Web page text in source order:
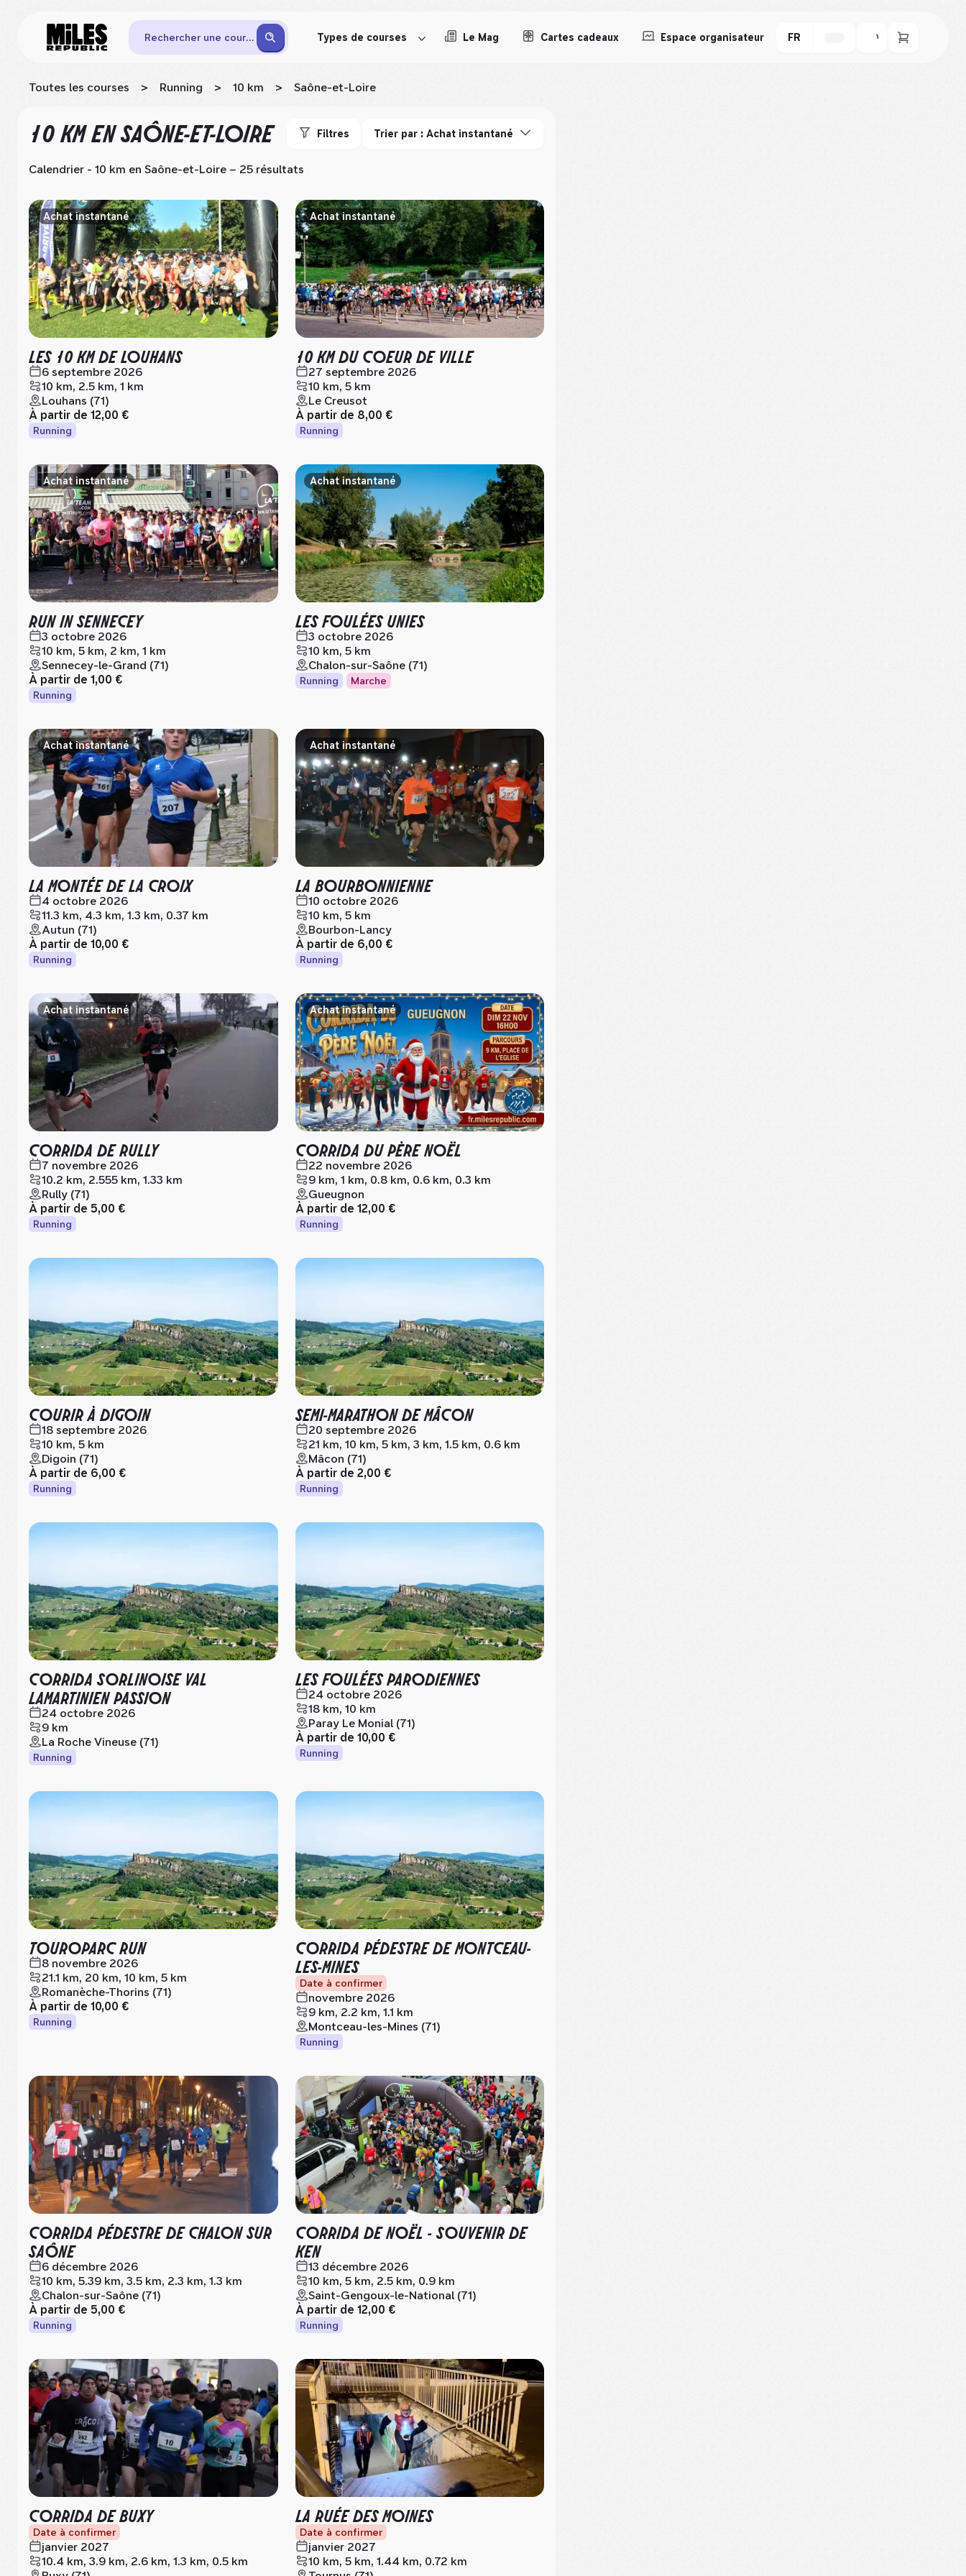
Rechercher une course Types de courses Le Mag Cartes cadeaux Espace organisateur FR
Toutes les courses > Running > 10 km > Saône-et-Loire
10 KMEN SAÔNE-ET-LOIRE Filtres Trier par : Achat instantané
Calendrier - 10 km en Saône-et-Loire – 25 résultats
Achat instantané
LES 10 KM DE LOUHANS
6 septembre 2026
10 km, 2.5 km, 1 km
Louhans (71)
À partir de 12,00 €
Running
Achat instantané
10 KM DU COEUR DE VILLE
27 septembre 2026
10 km, 5 km
Le Creusot
À partir de 8,00 €
Running
Achat instantané
RUN IN SENNECEY
3 octobre 2026
10 km, 5 km, 2 km, 1 km
Sennecey-le-Grand (71)
À partir de 1,00 €
Running
Achat instantané
LES FOULÉES UNIES
3 octobre 2026
10 km, 5 km
Chalon-sur-Saône (71)
Running Marche
Achat instantané
LA MONTÉE DE LA CROIX
4 octobre 2026
11.3 km, 4.3 km, 1.3 km, 0.37 km
Autun (71)
À partir de 10,00 €
Running
Achat instantané
LA BOURBONNIENNE
10 octobre 2026
10 km, 5 km
Bourbon-Lancy
À partir de 6,00 €
Running
Achat instantané
CORRIDA DE RULLY
7 novembre 2026
10.2 km, 2.555 km, 1.33 km
Rully (71)
À partir de 5,00 €
Running
Achat instantané
CORRIDA DU PÈRE NOËL
22 novembre 2026
9 km, 1 km, 0.8 km, 0.6 km, 0.3 km
Gueugnon
À partir de 12,00 €
Running
COURIR À DIGOIN
18 septembre 2026
10 km, 5 km
Digoin (71)
À partir de 6,00 €
Running
SEMI-MARATHON DE MÂCON
20 septembre 2026
21 km, 10 km, 5 km, 3 km, 1.5 km, 0.6 km
Mâcon (71)
À partir de 2,00 €
Running
CORRIDA SORLINOISE VAL
LAMARTINIEN PASSION
24 octobre 2026
9 km
La Roche Vineuse (71)
Running
LES FOULÉES PARODIENNES
24 octobre 2026
18 km, 10 km
Paray Le Monial (71)
À partir de 10,00 €
Running
TOUROPARC RUN
8 novembre 2026
21.1 km, 20 km, 10 km, 5 km
Romanèche-Thorins (71)
À partir de 10,00 €
Running
CORRIDA PÉDESTRE DE MONTCEAU-
LES-MINES
Date à confirmer
novembre 2026
9 km, 2.2 km, 1.1 km
Montceau-les-Mines (71)
Running
CORRIDA PÉDESTRE DE CHALON SUR
SAÔNE
6 décembre 2026
10 km, 5.39 km, 3.5 km, 2.3 km, 1.3 km
Chalon-sur-Saône (71)
À partir de 5,00 €
Running
CORRIDA DE NOËL - SOUVENIR DE
KEN
13 décembre 2026
10 km, 5 km, 2.5 km, 0.9 km
Saint-Gengoux-le-National (71)
À partir de 12,00 €
Running
CORRIDA DE BUXY
Date à confirmer
janvier 2027
10.4 km, 3.9 km, 2.6 km, 1.3 km, 0.5 km
LA RUÉE DES MOINES
Date à confirmer
janvier 2027
10 km, 5 km, 1.44 km, 0.72 km